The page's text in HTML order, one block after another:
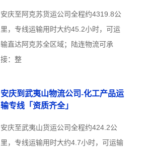
安庆至阿克苏货运公司全程约4319.8公
里，专线运输用时大约45.2小时，可运
输直达阿克苏全区域；陆连物流可承
接：整
安庆到武夷山物流公司-化工产品运
输专线「资质齐全」
安庆至武夷山货运公司全程约424.2公
里，专线运输用时大约4.7小时，可运输